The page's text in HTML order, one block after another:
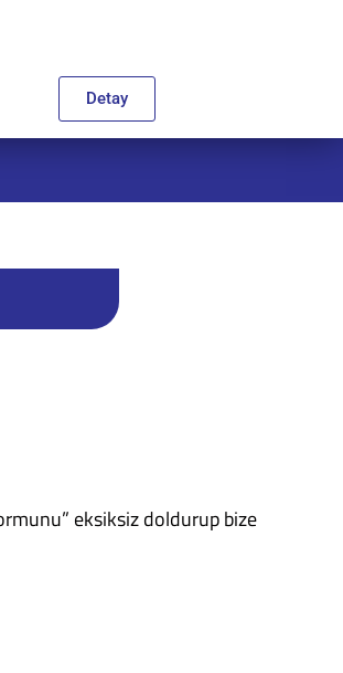
Detay
eksiksiz doldurup bize